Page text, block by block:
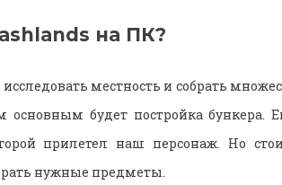
на ПК?
местность и собрать
будет постройка бункера.
прилетел наш персонаж. Но
нужные предметы.